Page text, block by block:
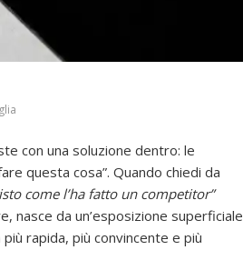
con una soluzione dentro: le
questa cosa”. Quando chiedi da
come l’ha fatto un competitor”
nasce da un’esposizione superficiale
rapida, più convincente e più